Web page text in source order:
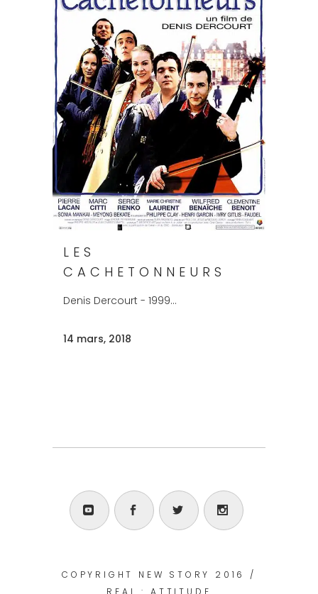
LES
CACHETONNEURS
Denis Dercourt - 1999...
14 mars, 2018
COPYRIGHT NEW STORY 2016 /